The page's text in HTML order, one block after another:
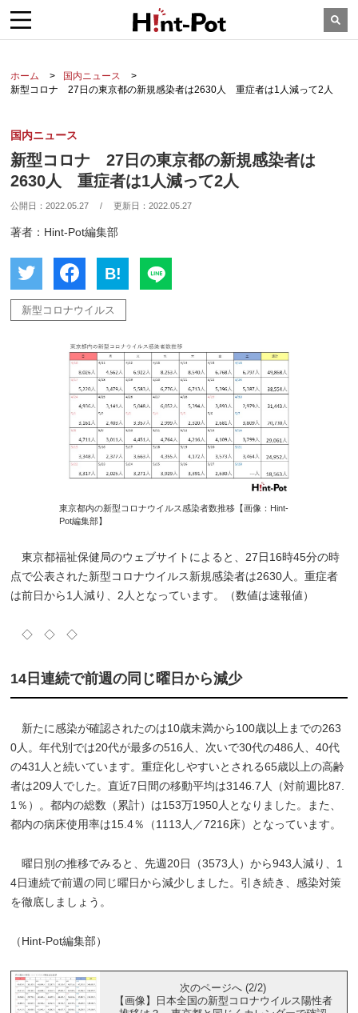
ホーム
国内ニュース
新型コロナ 27日の東京都の新規感染者は2630人 重症者は1人減って2人
国内ニュース
新型コロナ 27日の東京都の新規感染者は
2630人 重症者は1人減って2人
公開日：2022.05.27 / 更新日：2022.05.27
著者：Hint-Pot編集部
B!
新型コロナウイルス
東京都内の新型コロナウイルス感染者数推移【画像：Hint-
Pot編集部】
東京都福祉保健局のウェブサイトによると、27日16時45分の時
点で公表された新型コロナウイルス新規感染者は2630人。重症者
は前日から1人減り、2人となっています。（数値は速報値）
◇ ◇ ◇
14日連続で前週の同じ曜日から減少
新たに感染が確認されたのは10歳未満から100歳以上までの263
0人。年代別では20代が最多の516人、次いで30代の486人、40代
の431人と続いています。重症化しやすいとされる65歳以上の高齢
者は209人でした。直近7日間の移動平均は3146.7人（対前週比87.
1％）。都内の総数（累計）は153万1950人となりました。また、
都内の病床使用率は15.4％（1113人／7216床）となっています。
曜日別の推移でみると、先週20日（3573人）から943人減り、1
4日連続で前週の同じ曜日から減少しました。引き続き、感染対策
を徹底しましょう。
（Hint-Pot編集部）
次のページへ (2/2)
【画像】日本全国の新型コロナウイルス陽性者